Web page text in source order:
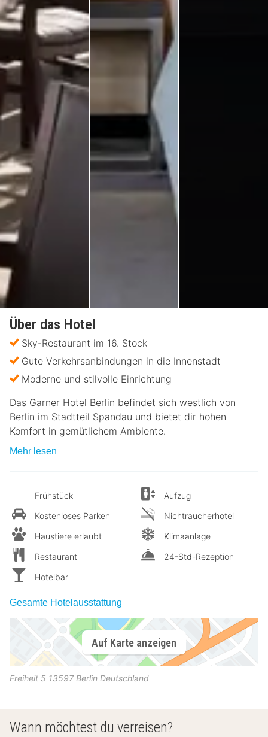
Über das Hotel
Sky-Restaurant im 16. Stock
Gute Verkehrsanbindungen in die Innenstadt
Moderne und stilvolle Einrichtung
Das Garner Hotel Berlin befindet sich westlich von
Berlin im Stadtteil Spandau und bietet dir hohen
Komfort in gemütlichem Ambiente.
Mehr lesen
Frühstück
Kostenloses Parken
Haustiere erlaubt
Restaurant
Hotelbar
Aufzug
Nichtraucherhotel
Klimaanlage
24-Std-Rezeption
Gesamte Hotelausstattung
Auf Karte anzeigen
Freiheit 5 13597 Berlin Deutschland
Wann möchtest du verreisen?